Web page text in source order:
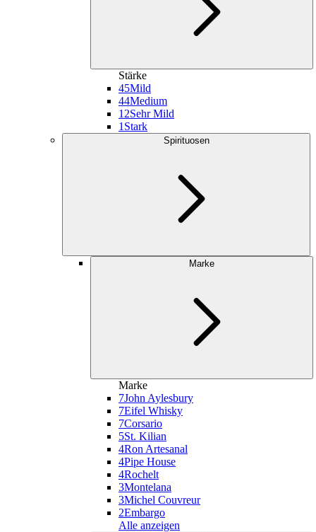
Stärke
45Mild
44Medium
12Sehr Mild
1 Stark
Spirituosen
Marke
Marke
7John Aylesbury
7Eifel Whisky
7Corsario
5St. Kilian
4Ron Artesanal
4Pipe House
4Rochelt
3Montelana
3Michel Couvreur
2Embargo
Alle anzeigen